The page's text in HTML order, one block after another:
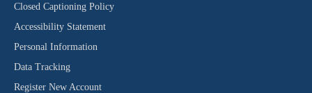
Closed Captioning Policy
Accessibility Statement
Personal Information
Data Tracking
Register New Account